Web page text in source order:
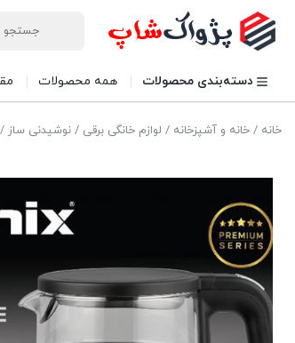
دسته‌بندی محصولات همه محصولات
خانه / خانه و آشپزخانه / لوازم خانگی برقی / نوشیدنی ساز /